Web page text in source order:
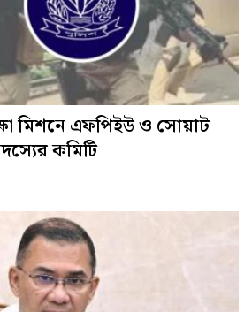
মিশনে এফপিইউ ও সোয়াট
কমিটি